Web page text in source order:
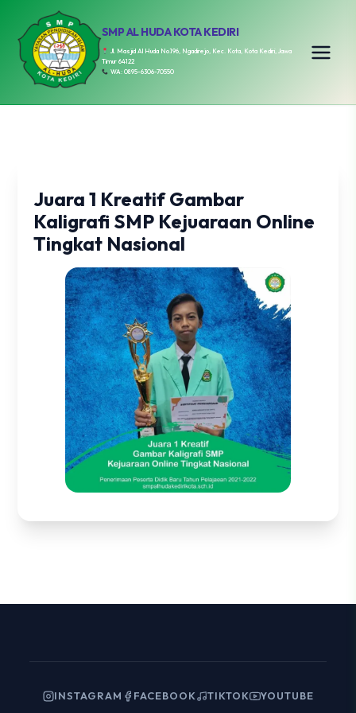
SMP AL HUDA KOTA KEDIRI
Jl. Masjid Al Huda No.196, Ngadirejo, Kec. Kota, Kota Kediri, Jawa
Timur 64122
WA: 0895-6306-70550
Juara 1 Kreatif Gambar
Kaligrafi SMP Kejuaraan Online
Tingkat Nasional
INSTAGRAM FACEBOOK TIKTOK YOUTUBE